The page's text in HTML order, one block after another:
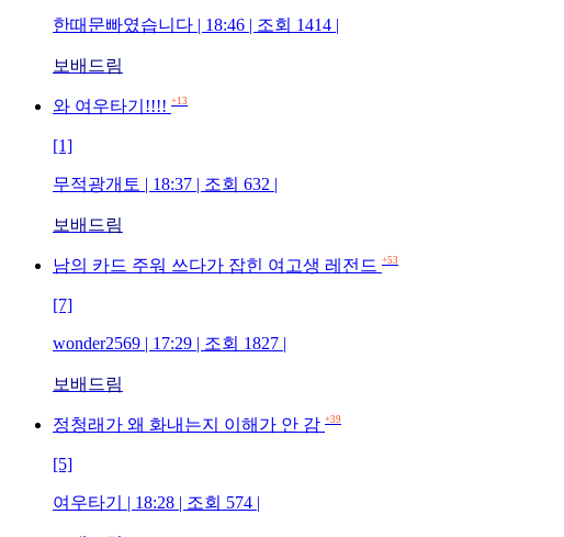
한때문빠였습니다 | 18:46 | 조회 1414 |
보배드림
와 여우타기!!!! +13
[1]
무적광개토 | 18:37 | 조회 632 |
보배드림
남의 카드 주워 쓰다가 잡힌 여고생 레전드 +53
[7]
wonder2569 | 17:29 | 조회 1827 |
보배드림
정청래가 왜 화내는지 이해가 안 감 +39
[5]
여우타기 | 18:28 | 조회 574 |